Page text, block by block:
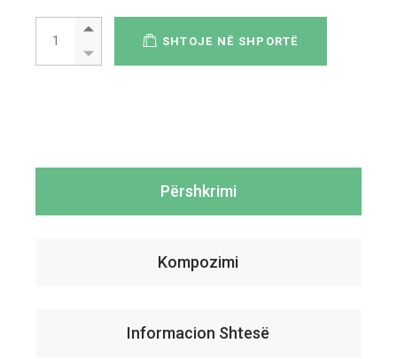
Gold Vit® D3 Baby quantity
SHTOJE NË SHPORTË
Përshkrimi
Kompozimi
Informacion Shtesë